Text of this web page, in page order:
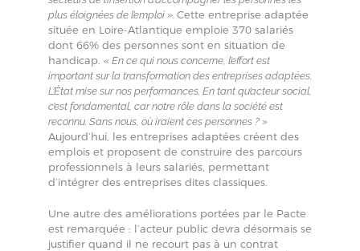
plus éloignées de l’emploi ». Cette entreprise adaptée
située en Loire-Atlantique emploie 370 salariés
dont 66% des personnes sont en situation de
handicap. « En ce qui nous concerne, l’effort est
important sur la transformation des entreprises adaptées.
L’État mise sur nos performances. En tant qu’acteur social,
c’est fondamental, car notre rôle dans la société est
reconnu. Sans nous, où iraient ces personnes ? »
Aujourd’hui, les entreprises adaptées créent des
emplois et proposent de construire des parcours
professionnels à leurs salariés, permettant
d’intégrer des entreprises dites classiques.
Une autre des améliorations portées par le Pacte
est remarquée : l’acteur public devra désormais se
justifier quand il ne recourt pas à un contrat